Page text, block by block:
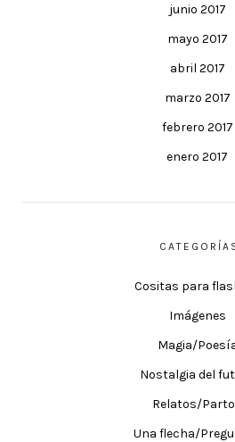
junio 2017
mayo 2017
abril 2017
marzo 2017
febrero 2017
enero 2017
Cositas para
Imágenes
Magia/
Nostalgia del
Relatos/
Una flecha/